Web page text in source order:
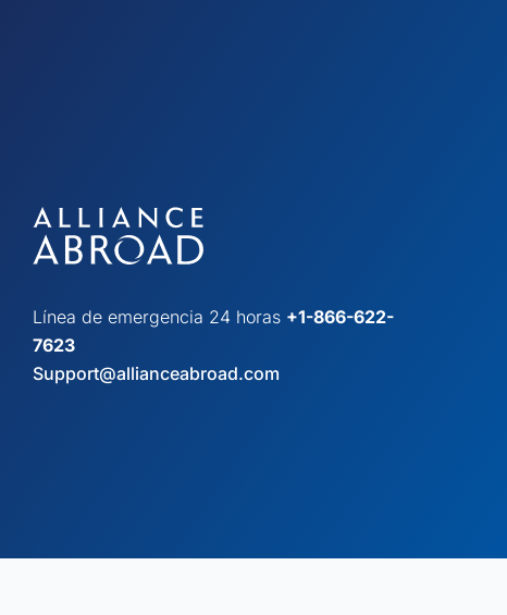
Línea de emergencia 24 horas +1-866-622-
7623
Support@allianceabroad.com